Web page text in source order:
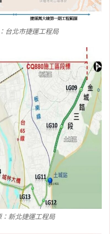
台北市捷運工程局
新北捷運工程局